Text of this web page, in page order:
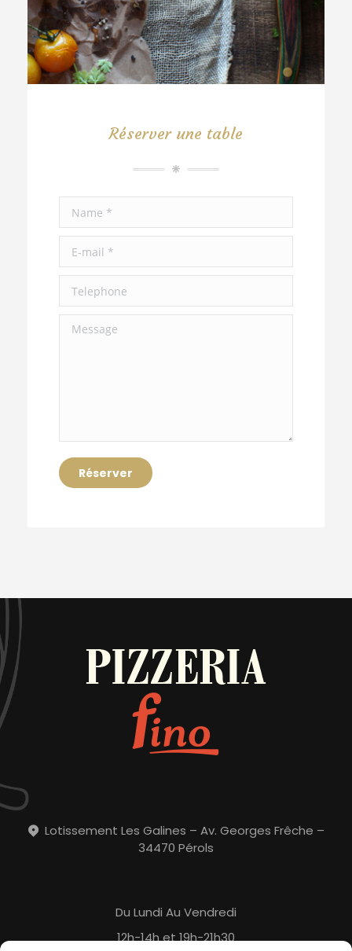
Réserver une table
Name *
E-mail *
Telephone
Message
Réserver
Lotissement Les Galines – Av. Georges Frêche –
34470 Pérols
Du Lundi Au Vendredi
12h-14h et 19h-21h30